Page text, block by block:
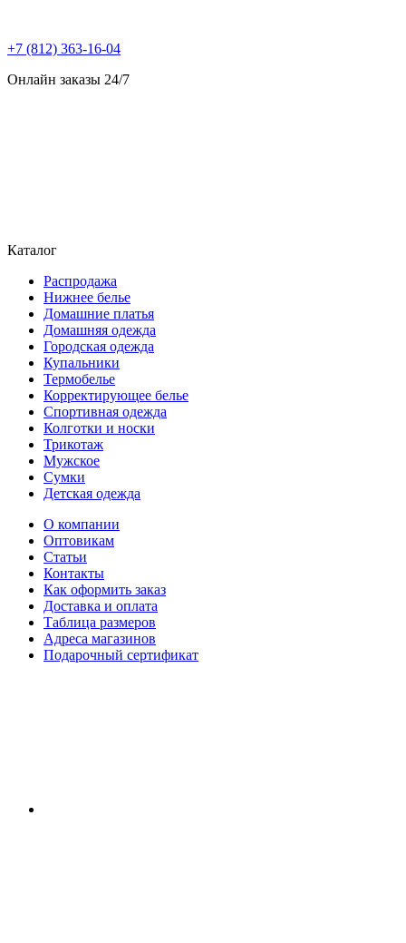
+7 (812) 363-16-04
Онлайн заказы 24/7
Каталог
Распродажа
Нижнее белье
Домашние платья
Домашняя одежда
Городская одежда
Купальники
Термобелье
Корректирующее белье
Спортивная одежда
Колготки и носки
Трикотаж
Мужское
Сумки
Детская одежда
О компании
Оптовикам
Статьи
Контакты
Как оформить заказ
Доставка и оплата
Таблица размеров
Адреса магазинов
Подарочный сертификат